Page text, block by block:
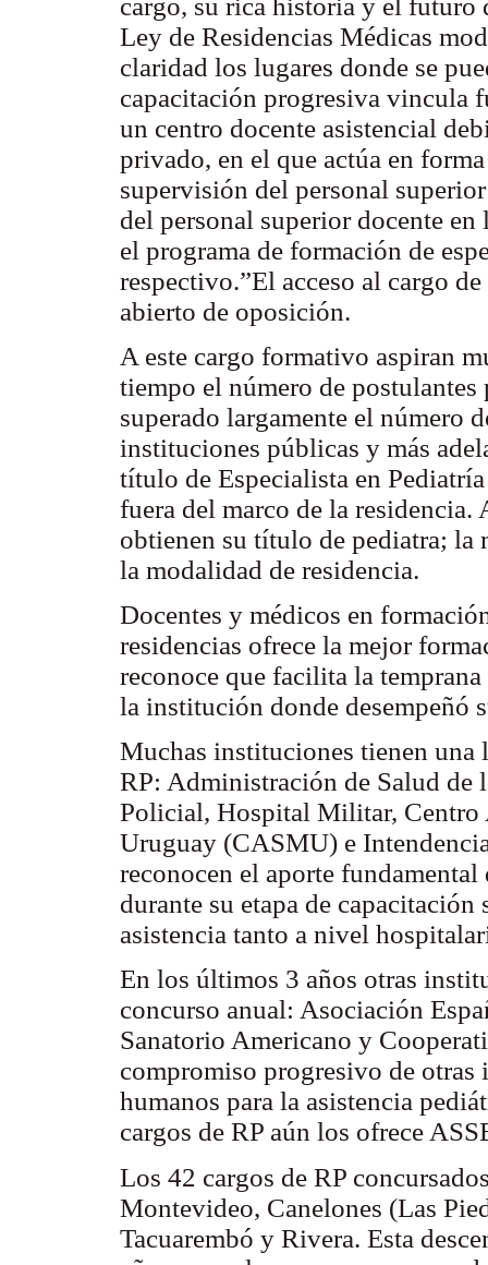
Ley de Residencias Médicas
claridad los lugares donde se
capacitación progresiva vincula
un centro docente asistencial
privado, en el que actúa en
supervisión del personal
del personal superior docente
el programa de formación de
respectivo.”El acceso al cargo
abierto de oposición.
A este cargo formativo aspiran
tiempo el número de postulantes
superado largamente el número
instituciones públicas y más
título de Especialista en
fuera del marco de la
obtienen su título de pediatra; la
la modalidad de residencia.
Docentes y médicos en
residencias ofrece la mejor
reconoce que facilita la
la institución donde desempeñó
Muchas instituciones tienen una
RP: Administración de Salud de
Policial, Hospital Militar,
Uruguay (CASMU) e
reconocen el aporte fundamental
durante su etapa de
asistencia tanto a nivel
En los últimos 3 años otras
concurso anual: Asociación
Sanatorio Americano y
compromiso progresivo de
humanos para la asistencia
cargos de RP aún los ofrece
Los 42 cargos de RP
Montevideo, Canelones (Las
Tacuarembó y Rivera. Esta